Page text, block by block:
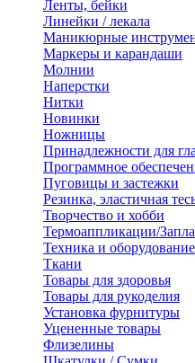
Ленты, бейки
Линейки / лекала
Маникюрные
Маркеры и карандаши
Молнии
Наперстки
Нитки
Новинки
Ножницы
Принадлежности для
Программное
Пуговицы и застежки
Резинка, эластичная
Творчество и хобби
Термоаппликации/
Техника и оборудование
Ткани
Товары для здоровья
Товары для рукоделия
Установка фурнитуры
Уцененные товары
Флизелины